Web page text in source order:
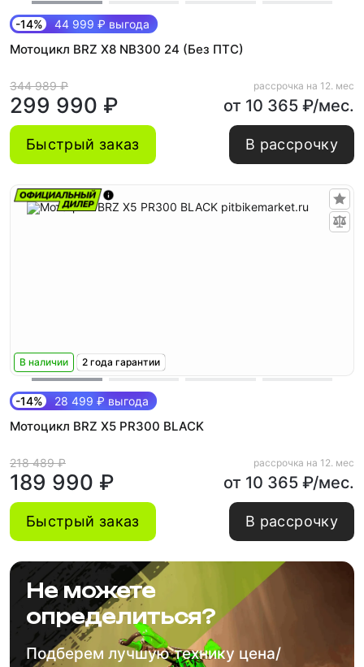
-14% 44 999 ₽ выгода
Мотоцикл BRZ X8 NB300 24 (Без ПТС)
344 989 ₽
299 990 ₽
рассрочка на 12. мес
от 10 365 ₽/мес.
Быстрый заказ В рассрочку
В наличии 2 года гарантии
-14% 28 499 ₽ выгода
Мотоцикл BRZ X5 PR300 BLACK
218 489 ₽
189 990 ₽
рассрочка на 12. мес
от 10 365 ₽/мес.
Быстрый заказ В рассрочку
Не можете
определиться?
Подберем лучшую технику цена/